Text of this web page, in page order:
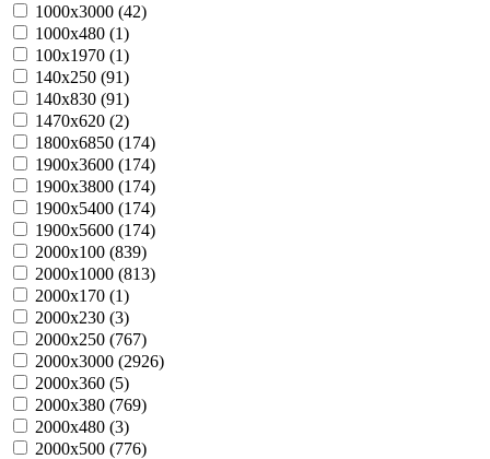
1000х3000 (42)
1000х480 (1)
100х1970 (1)
140х250 (91)
140х830 (91)
1470х620 (2)
1800х6850 (174)
1900х3600 (174)
1900х3800 (174)
1900х5400 (174)
1900х5600 (174)
2000х100 (839)
2000х1000 (813)
2000х170 (1)
2000х230 (3)
2000х250 (767)
2000х3000 (2926)
2000х360 (5)
2000х380 (769)
2000х480 (3)
2000х500 (776)